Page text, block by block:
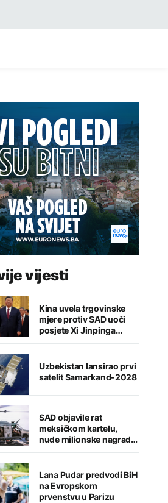
vijesti
Kina uvela trgovinske
mjere protiv SAD uoči
posjete Xi Jinpinga
Washingtonu
Uzbekistan lansirao prvi
satelit Samarkand-2028
SAD objavile rat
meksičkom kartelu,
nude milionske nagrade
za informacije
Lana Pudar predvodi BiH
na Evropskom
prvenstvu u Parizu